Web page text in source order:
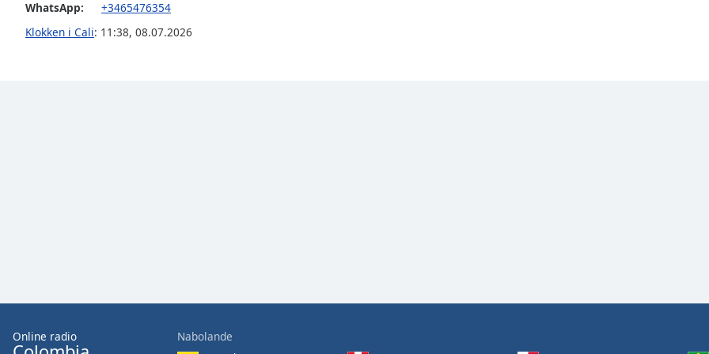
Audio
will
and
WhatsApp:
+3465476354
Klokken i Cali: 11:38, 08.07.2026
Online radio
Nabolande